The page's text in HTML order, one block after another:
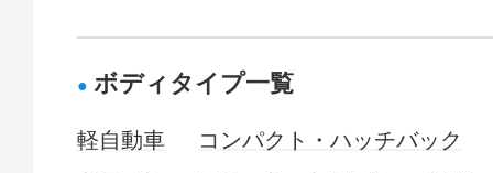
ボディタイプ一覧
軽自動車
コンパクト・ハッチバック